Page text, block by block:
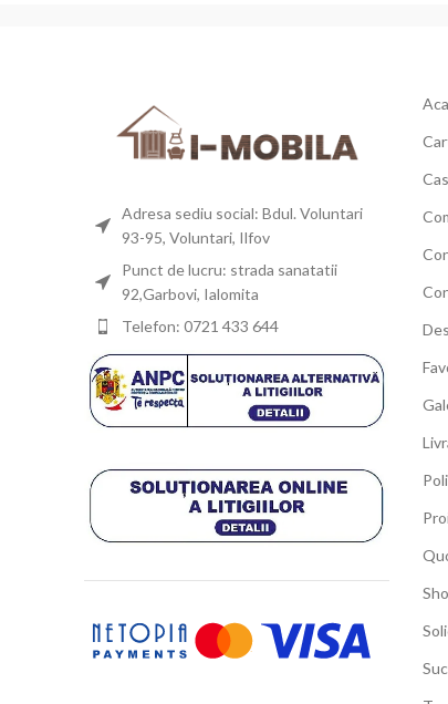
Adresa sediu social: Bdul. Voluntari
93-95, Voluntari, Ilfov
Punct de lucru: strada sanatatii
92,Garbovi, Ialomita
Telefon: 0721 433 644